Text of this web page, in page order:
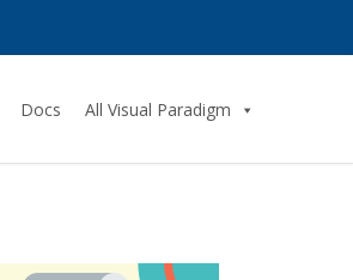
Docs All Visual Paradigm